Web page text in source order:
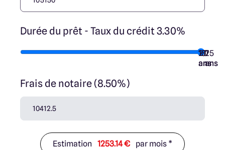
Durée du prêt - Taux du crédit 3.30%
7
ans
10
ans
15
ans
20
ans
25
ans
Frais de notaire (8.50%)
Estimation 1253.14 € par mois *